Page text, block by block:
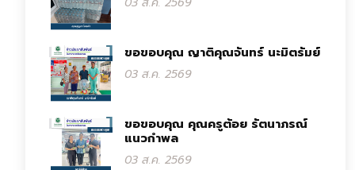
ขอขอบคุณ ญาติคุณจันทร์ นะมิตรัมย์
03 ส.ค. 2569
ขอขอบคุณ คุณครูต้อย รัตนาภรณ์
แนวกำพล
03 ส.ค. 2569